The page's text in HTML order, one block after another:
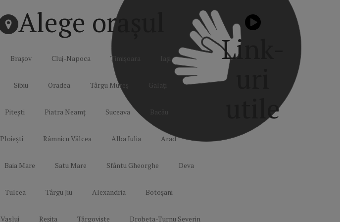
Alege orașul
Brașov Cluj-Napoca Timișoara Iași
Sibiu Oradea Târgu Mureș Galați
Pitești Piatra Neamț Suceava Bacău
Ploiești Râmnicu Vâlcea Alba Iulia Arad
Baia Mare Satu Mare Sfântu Gheorghe Deva
Tulcea Târgu Jiu Alexandria Botoșani
Vaslui Reșița Târgoviște Drobeta-Turnu Severin
Link-
utile